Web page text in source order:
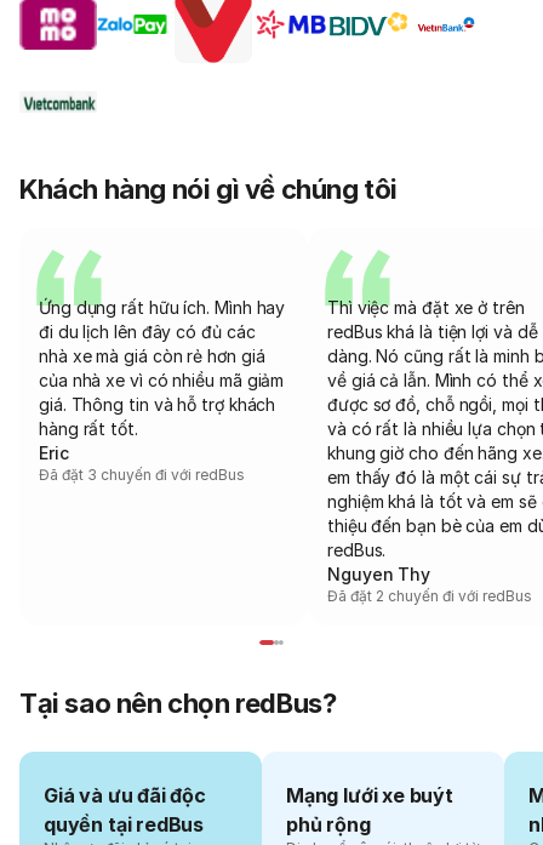
Khách hàng nói gì về chúng tôi
Ứng dụng rất hữu ích. Mình hay
đi du lịch lên đây có đủ các
nhà xe mà giá còn rẻ hơn giá
của nhà xe vì có nhiều mã giảm
giá. Thông tin và hỗ trợ khách
hàng rất tốt.
Eric
Đã đặt 3 chuyến đi với redBus
Thì việc mà đặt xe ở trên
redBus khá là tiện lợi và dễ
dàng. Nó cũng rất là minh
về giá cả lẫn. Mình có thể
được sơ đồ, chỗ ngồi, mọi
và có rất là nhiều lựa chọn
khung giờ cho đến hãng
em thấy đó là một cái sự
nghiệm khá là tốt và em sẽ
thiệu đến bạn bè của em
redBus.
Nguyen Thy
Đã đặt 2 chuyến đi với redBus
Tại sao nên chọn redBus?
Giá và ưu đãi độc
quyền tại redBus
Mạng lưới xe buýt
phủ rộng